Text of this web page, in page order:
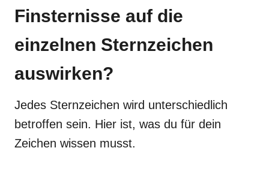
Finsternisse auf die
einzelnen Sternzeichen
auswirken?
Jedes Sternzeichen wird unterschiedlich
betroffen sein. Hier ist, was du für dein
Zeichen wissen musst.